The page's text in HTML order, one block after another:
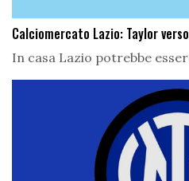
Calciomercato Lazio: Taylor
In casa Lazio potrebbe